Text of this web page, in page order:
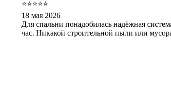
⭐⭐⭐⭐⭐
18 мая 2026
Для спальни понадобилась надёжная
час. Никакой строительной пыли или